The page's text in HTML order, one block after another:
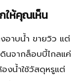
ให้คุณเห็น
อาบน้ำ ขายวิว แต่
นจากล็อบบี้ไกลแค่
งน้ำใช้วัสดุหรูแต่